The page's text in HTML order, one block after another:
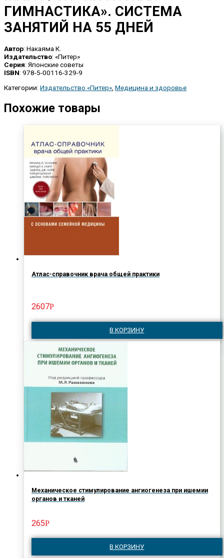
ГИМНАСТИКА». СИСТЕМА
ЗАНЯТИЙ НА 55 ДНЕЙ
Автор: Накаяма К.
Издательство: «Питер»
Серия: Японские советы
ISBN: 978-5-00116-329-9
Категории: Издательство «Питер» Медицина и здоровье
Похожие товары
Атлас-справочник врача общей практики
2607Р
В КОРЗИНУ
Механическое стимулирование ангиогенеза при ишемии
органов и тканей
265Р
В КОРЗИНУ